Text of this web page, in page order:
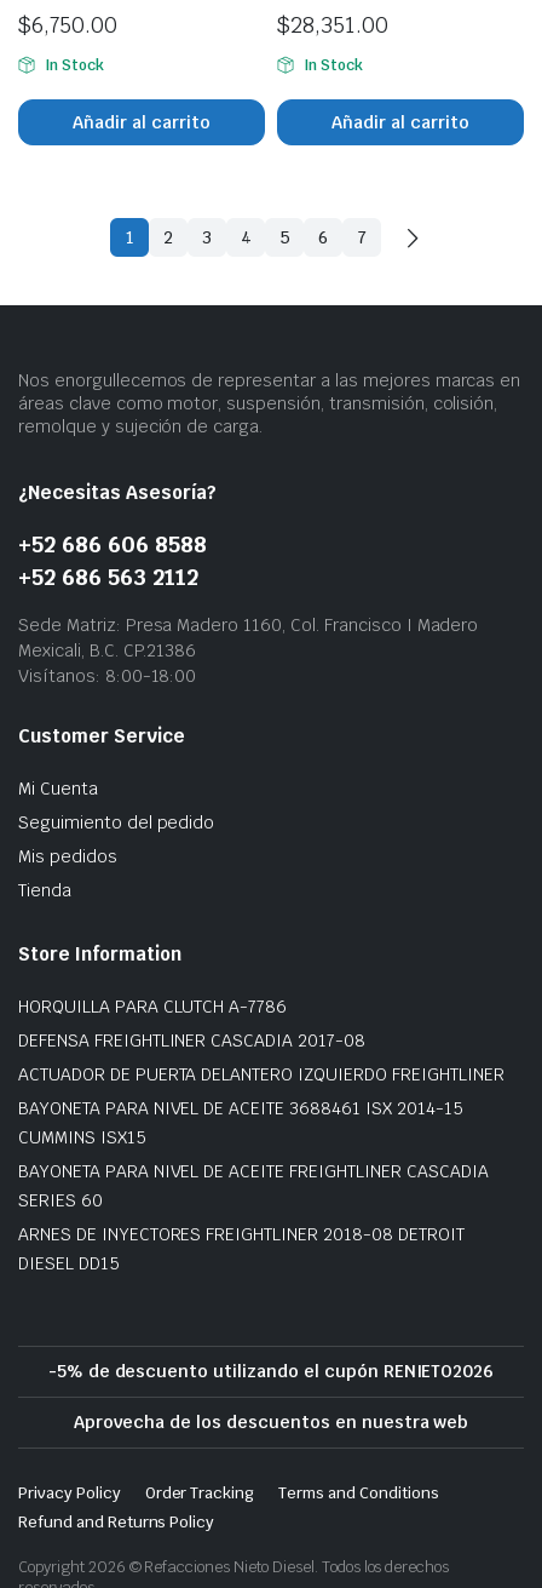
$6,750.00
In Stock
Añadir al carrito
$28,351.00
In Stock
Añadir al carrito
1 2 3 4 5 6 7
Nos enorgullecemos de representar a las mejores marcas en
áreas clave como motor, suspensión, transmisión, colisión,
remolque y sujeción de carga.
¿Necesitas Asesoría?
+52 686 606 8588
+52 686 563 2112
Sede Matriz: Presa Madero 1160, Col. Francisco I Madero
Mexicali, B.C. CP.21386
Visítanos: 8:00-18:00
Customer Service
Mi Cuenta
Seguimiento del pedido
Mis pedidos
Tienda
Store Information
HORQUILLA PARA CLUTCH A-7786
DEFENSA FREIGHTLINER CASCADIA 2017-08
ACTUADOR DE PUERTA DELANTERO IZQUIERDO FREIGHTLINER
BAYONETA PARA NIVEL DE ACEITE 3688461 ISX 2014-15
CUMMINS ISX15
BAYONETA PARA NIVEL DE ACEITE FREIGHTLINER CASCADIA
SERIES 60
ARNES DE INYECTORES FREIGHTLINER 2018-08 DETROIT
DIESEL DD15
-5% de descuento utilizando el cupón RENIETO2026
Aprovecha de los descuentos en nuestra web
Privacy Policy Order Tracking
Terms and Conditions
Refund and Returns Policy
Copyright 2026 © Refacciones Nieto Diesel. Todos los derechos